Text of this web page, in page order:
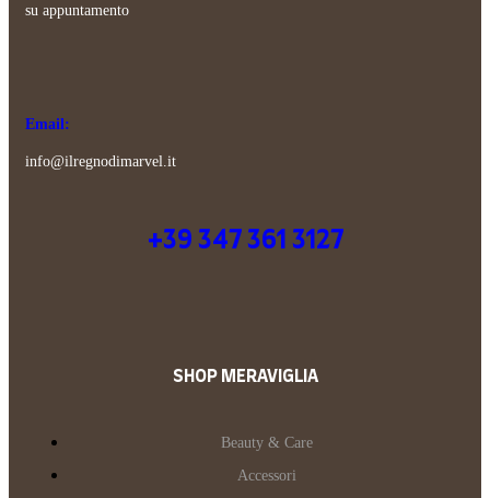
su appuntamento
Email:
info@ilregnodimarvel.it
+39 347 361 3127
SHOP MERAVIGLIA
Beauty & Care
Accessori